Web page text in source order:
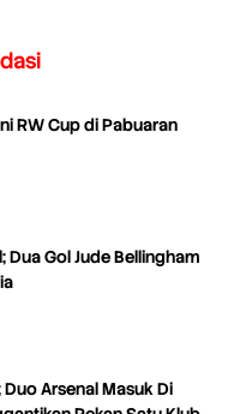
RW Cup di Pabuaran
Dua Gol Jude Bellingham
Arsenal Masuk Di